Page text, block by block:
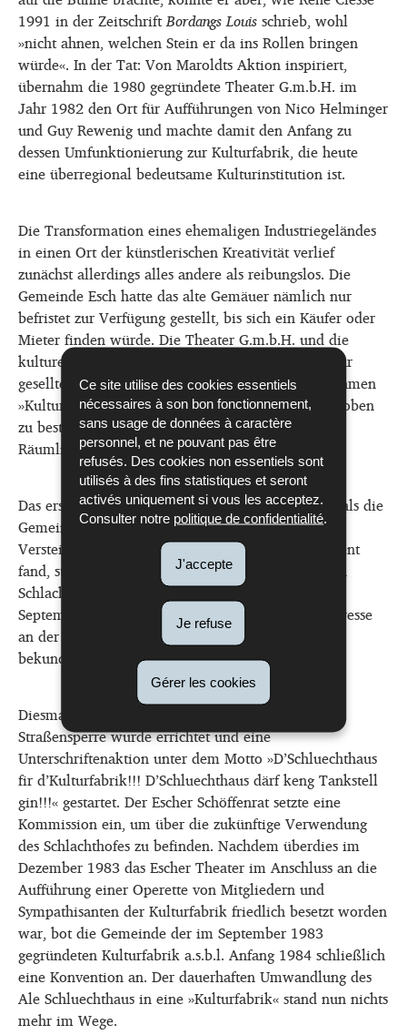
Ce site utilise des cookies essentiels
nécessaires à son bon fonctionnement,
sans usage de données à caractère
personnel, et ne pouvant pas être
refusés. Des cookies non essentiels sont
utilisés à des fins statistiques et seront
activés uniquement si vous les acceptez.
Consulter notre politique de confidentialité
J'accepte
Je refuse
Gérer les cookies
1991 in der ZeitschriftBordangs Louisschrieb, wohl
»nicht ahnen, welchen Stein er da ins Rollen bringen
würde«. In der Tat: Von Maroldts Aktion inspiriert,
übernahm die 1980 gegründete Theater G.m.b.H. im
Jahr 1982 den Ort für Aufführungen von Nico Helminger
und Guy Rewenig und machte damit den Anfang zu
dessen Umfunktionierung zur Kulturfabrik, die heute
eine überregional bedeutsame Kulturinstitution ist.
Die Transformation eines ehemaligen Industriegeländes
in einen Ort der künstlerischen Kreativität verlief
zunächst allerdings alles andere als reibungslos. Die
Gemeinde Esch hatte das alte Gemäuer nämlich nur
befristet zur Verfügung gestellt, bis sich ein Käufer oder
Mieter finden würde. Die Theater G.m.b.H. und die
kulturellen Akteure, die sich im Lauf der Zeit zu ihr
gesellten und die gemeinsam unter dem Sammelnamen
»Kulturfabrik« firmierten, hatten daher ein paar Proben
zu bestehen, bevor die kulturelle Nutzung der
Räumlichkeiten gewährleistet war.
Das erste Hindernis stellte sich ihnen in den Weg, als die
Gemeinde den Schlachthof im März 1983 zur
Versteigerung aussetzte. Da sich aber kein Interessent
fand, stellte der Schöffenrat den jungen Leuten den
Schlachthof weiterhin zur Verfügung … bis im
September desselben Jahres eine Benzinfirma Interesse
an der Einrichtung einer Tankstelle auf dem Areal
bekundete.
Diesmal reagierte man mit Protestaktionen. Eine
Straßensperre wurde errichtet und eine
Unterschriftenaktion unter dem Motto »D’Schluechthaus
fir d’Kulturfabrik!!! D’Schluechthaus därf keng Tankstell
gin!!!« gestartet. Der Escher Schöffenrat setzte eine
Kommission ein, um über die zukünftige Verwendung
des Schlachthofes zu befinden. Nachdem überdies im
Dezember 1983 das Escher Theater im Anschluss an die
Aufführung einer Operette von Mitgliedern und
Sympathisanten der Kulturfabrik friedlich besetzt worden
war, bot die Gemeinde der im September 1983
gegründeten Kulturfabrik a.s.b.l. Anfang 1984 schließlich
eine Konvention an. Der dauerhaften Umwandlung des
Ale Schluechthaus in eine »Kulturfabrik« stand nun nichts
mehr im Wege.